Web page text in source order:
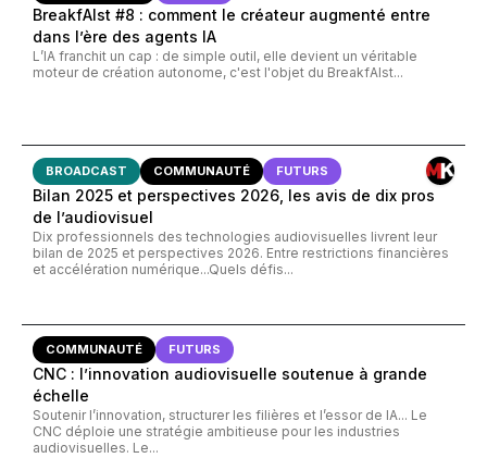
BreakfAIst #8 : comment le créateur augmenté entre
dans l’ère des agents IA
L’IA franchit un cap : de simple outil, elle devient un véritable
moteur de création autonome, c'est l'objet du BreakfAIst...
BROADCAST COMMUNAUTÉ FUTURS
Bilan 2025 et perspectives 2026, les avis de dix pros
de l’audiovisuel
Dix professionnels des technologies audiovisuelles livrent leur
bilan de 2025 et perspectives 2026. Entre restrictions financières
et accélération numérique...Quels défis...
COMMUNAUTÉ FUTURS
CNC : l’innovation audiovisuelle soutenue à grande
échelle
Soutenir l’innovation, structurer les filières et l’essor de IA... Le
CNC déploie une stratégie ambitieuse pour les industries
audiovisuelles. Le...